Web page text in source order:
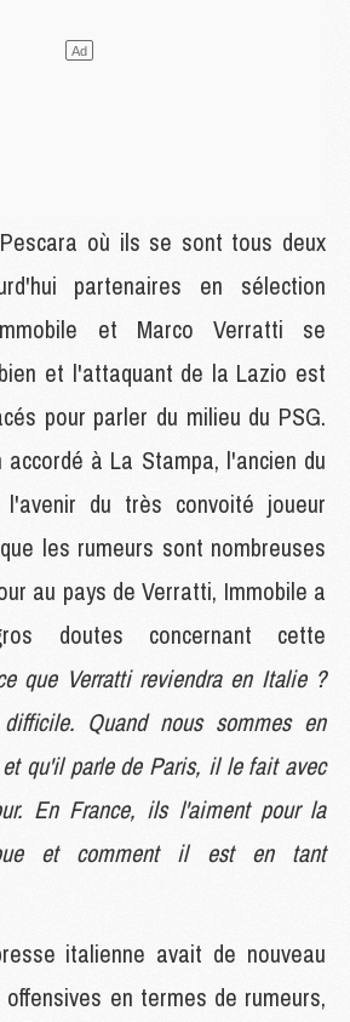
où ils se sont tous deux
partenaires en sélection
et Marco Verratti se
et l'attaquant de la Lazio est
pour parler du milieu du PSG.
à La Stampa, l'ancien du
du très convoité joueur
les rumeurs sont nombreuses
au pays de Verratti, Immobile a
doutes concernant cette
que Verratti reviendra en Italie ?
Quand nous sommes en
qu'il parle de Paris, il le fait avec
En France, ils l'aiment pour la
et comment il est en tant
italienne avait de nouveau
en termes de rumeurs,